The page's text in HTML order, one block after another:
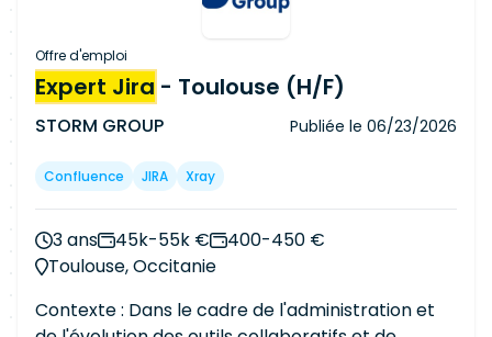
Offre d'emploi
Expert Jira - Toulouse (H/F)
STORM GROUP Publiée le 06/23/2026
Confluence JIRA Xray
3 ans 45k-55k €
400-450 €
Toulouse, Occitanie
Contexte : Dans le cadre de l'administration et